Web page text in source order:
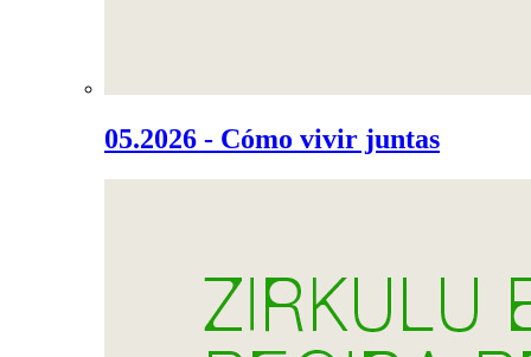
05.2026 - Cómo vivir juntas